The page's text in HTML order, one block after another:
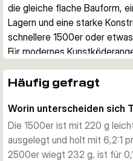
die gleiche flache Bauform,
Lagern und eine starke
schnellere 1500er oder
Für modernes
Flaggschiffrolle von Fox
direktes Anknoten von
karbonverstärkten Rotor für
Leicht und kraftvoll im Antrieb
Das Magnesiumgehäuse
Häufig gefragt
Worin unterscheiden sich
Die 1500er ist mit 220 g
ausgelegt und holt mit 6,2:1
2500er wiegt 232 g, ist für